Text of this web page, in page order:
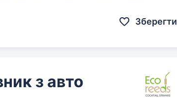
Зберегти
з авто